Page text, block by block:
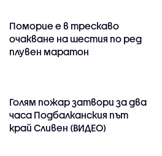
Поморие е в трескаво
очакване на шестия по ред
плувен маратон
Голям пожар затвори за два
часа Подбалканския път
край Сливен (ВИДЕО)